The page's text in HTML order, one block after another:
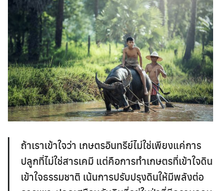
ถ้าเราเข้าใจว่า เกษตรอินทรีย์ไม่ใช่เพียงแค่การ
ปลูกที่ไม่ใช่สารเคมี แต่คือการทำเกษตรที่เข้าใจดิน
เข้าใจธรรมชาติ เน้นการปรับปรุงดินให้มีพลังต่อ